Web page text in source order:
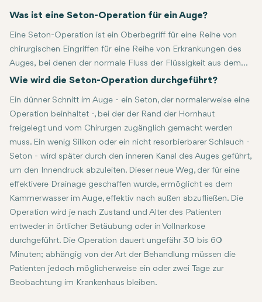
Was ist eine Seton-Operation für ein Auge?
Eine Seton-Operation ist ein Oberbegriff für eine Reihe von
chirurgischen Eingriffen für eine Reihe von Erkrankungen des
Auges, bei denen der normale Fluss der Flüssigkeit aus dem
Auge beeinträchtigt ist. Bei einem Seton-Verfahren wird
- "Seton" genannt - in das Auge eingeführt, um den
Flüssigkeitsfluss zu verbessern. Es ist besonders hilfreich bei
fortgeschrittenem oder resistentem Glaukom, das auf alle
anderen Behandlungsformen unzureichend angesprochen hat.
Das Seton senkt den Augeninnendruck, indem es einen
alternativen Weg für die Drainage schafft, wodurch die
Wahrscheinlichkeit eines Sehverlusts und anderer Symptome
im Zusammenhang mit erhöhtem Augeninnendruck minimiert
wird.
Wie wird die Seton-Operation durchgeführt?
Ein dünner Schnitt im Auge - ein Seton, der normalerweise eine
Operation beinhaltet -, bei der der Rand der Hornhaut
freigelegt und vom Chirurgen zugänglich gemacht werden
muss. Ein wenig Silikon oder ein nicht resorbierbarer Schlauch -
Seton - wird später durch den inneren Kanal des Auges geführt,
um den Innendruck abzuleiten. Dieser neue Weg, der für eine
effektivere Drainage geschaffen wurde, ermöglicht es dem
Kammerwasser im Auge, effektiv nach außen abzufließen. Die
Operation wird je nach Zustand und Alter des Patienten
entweder in örtlicher Betäubung oder in Vollnarkose
durchgeführt. Die Operation dauert ungefähr 30 bis 60
Minuten; abhängig von der Art der Behandlung müssen die
Patienten jedoch möglicherweise ein oder zwei Tage zur
Beobachtung im Krankenhaus bleiben.